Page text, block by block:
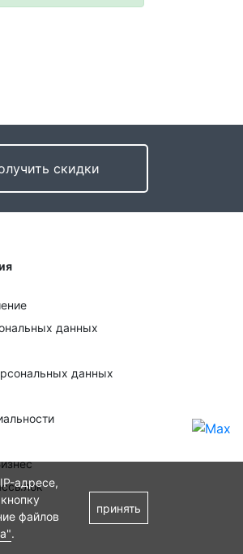
скидки
данных
данных
адресе,
файлов
.
принять